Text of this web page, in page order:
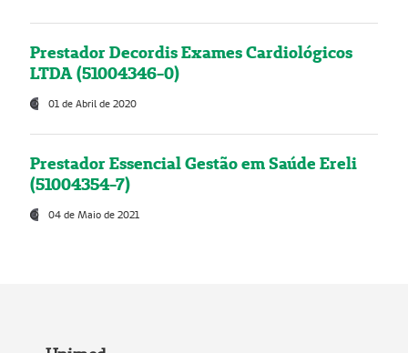
Prestador Decordis Exames Cardiológicos
LTDA (51004346-0)
01 de Abril de 2020
Prestador Essencial Gestão em Saúde Ereli
(51004354-7)
04 de Maio de 2021